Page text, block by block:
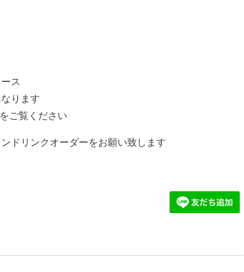
ス
ります
ご覧ください
ドリンクオーダーをお願い致します